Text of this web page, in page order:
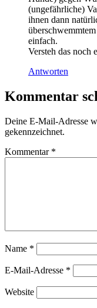
(ungefährliche)
ihnen dann
einfach.
Versteh das noch
Antworten
Kommentar
Deine E-Mail-Adresse
gekennzeichnet.
Kommentar *
Name *
E-Mail-Adresse *
Website